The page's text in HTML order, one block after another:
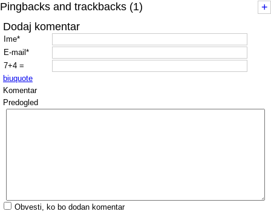
Pingbacks and trackbacks (1)
+
Dodaj komentar
Ime*
E-mail*
7+4 =
biuquote
Komentar
Predogled
Obvesti, ko bo dodan komentar